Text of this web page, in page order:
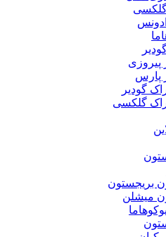
گلکسی
پیروزی
پارس
گودیر
گلکسی
بریجستون
میشلن